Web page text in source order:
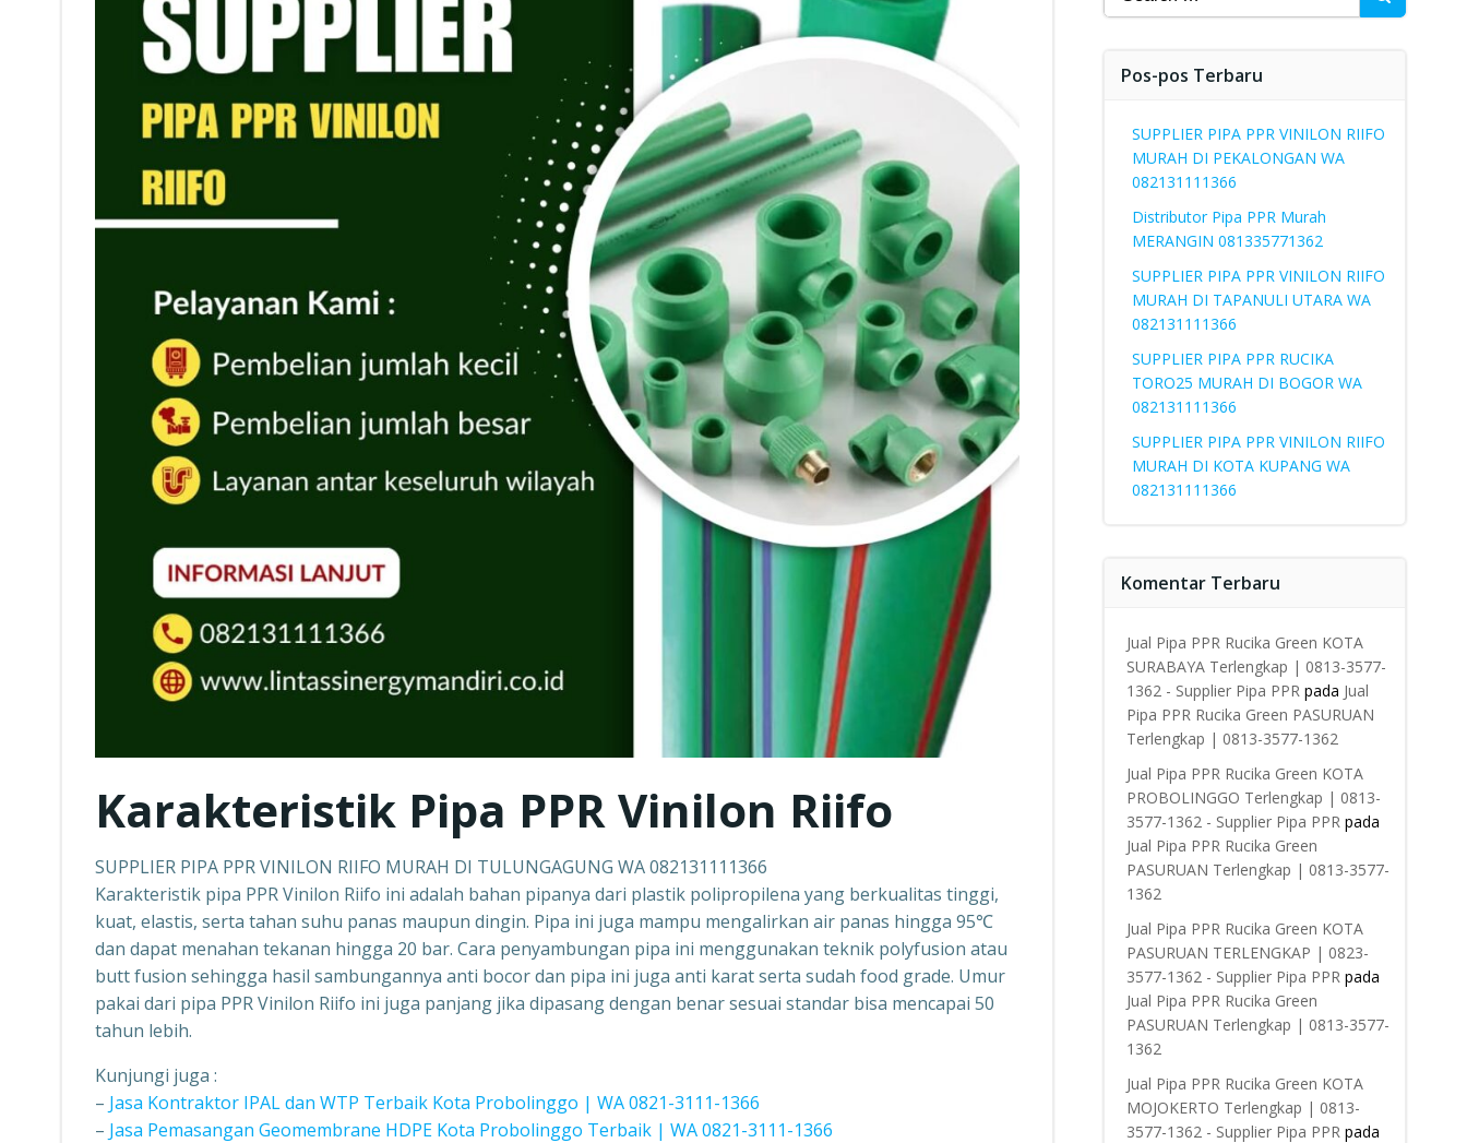
Karakteristik Pipa PPR Vinilon Riifo
SUPPLIER PIPA PPR VINILON RIIFO MURAH DI TULUNGAGUNG WA 082131111366
Karakteristik pipa PPR Vinilon Riifo ini adalah bahan pipanya dari plastik polipropilena yang berkualitas tinggi,
kuat, elastis, serta tahan suhu panas maupun dingin. Pipa ini juga mampu mengalirkan air panas hingga 95℃
dan dapat menahan tekanan hingga 20 bar. Cara penyambungan pipa ini menggunakan teknik polyfusion atau
butt fusion sehingga hasil sambungannya anti bocor dan pipa ini juga anti karat serta sudah food grade. Umur
pakai dari pipa PPR Vinilon Riifo ini juga panjang jika dipasang dengan benar sesuai standar bisa mencapai 50
tahun lebih.
Kunjungi juga :
– Jasa Kontraktor IPAL dan WTP Terbaik Kota Probolinggo | WA 0821-3111-1366
– Jasa Pemasangan Geomembrane HDPE Kota Probolinggo Terbaik | WA 0821-3111-1366
for:
Pos-pos Terbaru
SUPPLIER PIPA PPR VINILON RIIFO
MURAH DI PEKALONGAN WA
082131111366
Distributor Pipa PPR Murah
MERANGIN 081335771362
SUPPLIER PIPA PPR VINILON RIIFO
MURAH DI TAPANULI UTARA WA
082131111366
SUPPLIER PIPA PPR RUCIKA
TORO25 MURAH DI BOGOR WA
082131111366
SUPPLIER PIPA PPR VINILON RIIFO
MURAH DI KOTA KUPANG WA
082131111366
Komentar Terbaru
Jual Pipa PPR Rucika Green KOTA
SURABAYA Terlengkap | 0813-3577-
1362 - Supplier Pipa PPRpada Jual
Pipa PPR Rucika Green PASURUAN
Terlengkap | 0813-3577-1362
Jual Pipa PPR Rucika Green KOTA
PROBOLINGGO Terlengkap | 0813-
3577-1362 - Supplier Pipa PPRpada
Jual Pipa PPR Rucika Green
PASURUAN Terlengkap | 0813-3577-
1362
Jual Pipa PPR Rucika Green KOTA
PASURUAN TERLENGKAP | 0823-
3577-1362 - Supplier Pipa PPRpada
Jual Pipa PPR Rucika Green
PASURUAN Terlengkap | 0813-3577-
1362
Jual Pipa PPR Rucika Green KOTA
MOJOKERTO Terlengkap | 0813-
3577-1362 - Supplier Pipa PPRpada